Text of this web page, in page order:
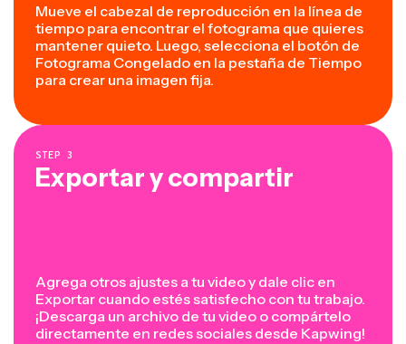
Mueve el cabezal de reproducción en la línea de
tiempo para encontrar el fotograma que quieres
mantener quieto. Luego, selecciona el botón de
Fotograma Congelado en la pestaña de Tiempo
para crear una imagen fija.
STEP 3
Exportar y compartir
Agrega otros ajustes a tu video y dale clic en
Exportar cuando estés satisfecho con tu trabajo.
¡Descarga un archivo de tu video o compártelo
directamente en redes sociales desde Kapwing!